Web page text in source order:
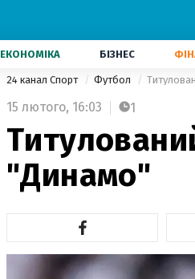
ЕКОНОМІКА БІЗНЕС
24 канал Спорт Футбол
15 лютого, 16:03 1
"Динамо"